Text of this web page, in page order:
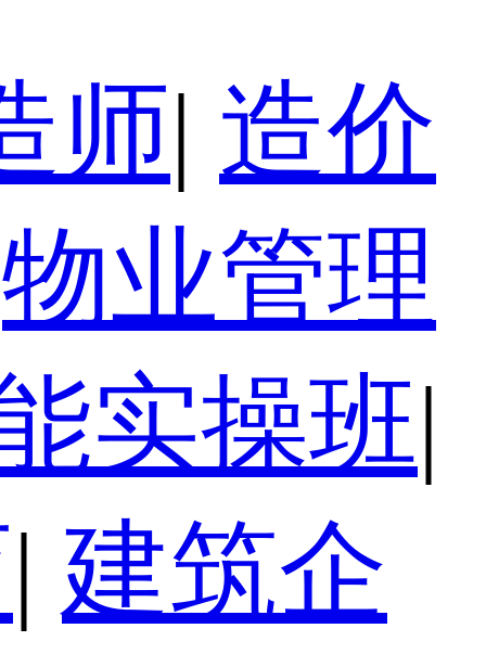
师| 造价
物业管理
实操班|
| 建筑企